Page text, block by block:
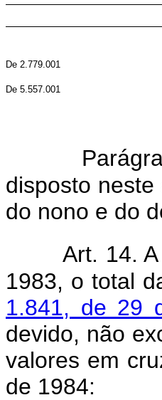
De 2.779.001
De 5.557.001
disposto
do nono e do
Art. 14.
1983, o total
1.841, de 29
devido, não
valores em
de 1984: